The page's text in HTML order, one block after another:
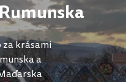
krásami
a